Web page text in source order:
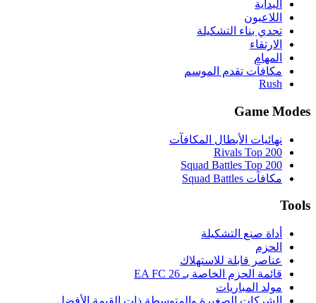
البداية
اللاعبون
تحدي بناء التشكيلة
الارتقاء
المهام
مكافآت تقدم الموسم
Rush
Game Modes
نهائيات الأبطال المكافآت
Rivals Top 200
Squad Battles Top 200
مكافآت Squad Battles
Tools
أداة صنع التشكيلة
الحزم
عناصر قابلة للاستهلاك
قائمة الحزم الخاصة بـ EA FC 26
مولد المباريات
الشركات الصغيرة والمتوسطة ذات القيمة الأفضل